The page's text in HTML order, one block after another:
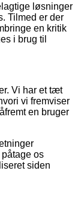
løsninger
Tilmed er der
en kritik
i brug til
Vi har et tæt
vi fremviser
en bruger
os
siden